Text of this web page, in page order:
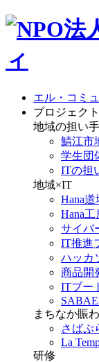
エル・コミ
プロジェク
地域の担い
鯖江市
学生団
ITの担
地域×IT
Hana道
Hana工
サイバ
IT推進
ハッカ
商品開
ITブー
まちなか賑
さばぷ
La
研修